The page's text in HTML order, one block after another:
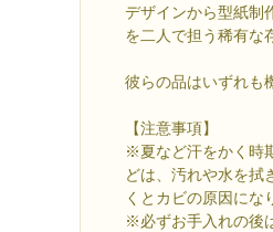
デザインから型紙制
を二人で担う稀有な
彼らの品はいずれも
【注意事項】
※夏など汗をかく時
どは、汚れや水を拭
くとカビの原因にな
※必ずお手入れの後